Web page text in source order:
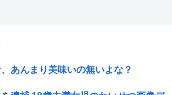
あんまり美味いの無いよな？